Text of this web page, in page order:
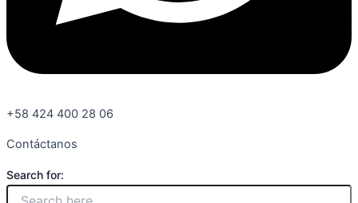
+58 424 400 28 06
Contáctanos
Search for: